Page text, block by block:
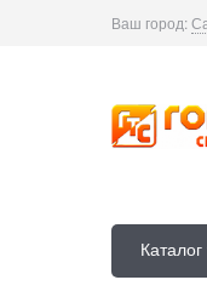
Ваш город: